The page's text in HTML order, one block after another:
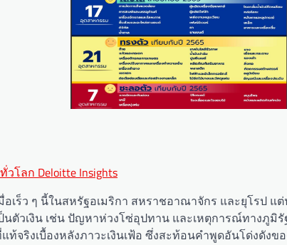
โลก Deloitte Insights
อเร็ว ๆ นี้ในสหรัฐอเมริกา สหราชอาณาจักร และยุโรป แ
นตัวเงิน เช่น ปัญหาห่วงโซ่อุปทาน และเหตุการณ์ทางภูมิ
ท้จริงเบื้องหลังภาวะเงินเฟ้อ ซึ่งสะท้อนคำพูดอันโด่งดังขอ